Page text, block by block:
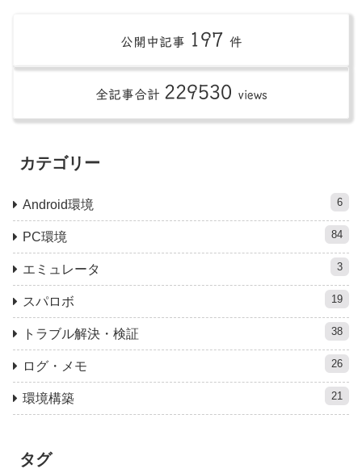
公開中記事 197 件
全記事合計 229530 views
カテゴリー
Android環境 6
PC環境 84
エミュレータ 3
スパロボ 19
トラブル解決・検証 38
ログ・メモ 26
環境構築 21
タグ